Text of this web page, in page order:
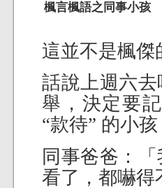
楓言楓語之同事小孩
這並不是楓傑
話說上週六
舉，決定要
“款待” 的小孩
同事爸爸：
看了，都嚇得